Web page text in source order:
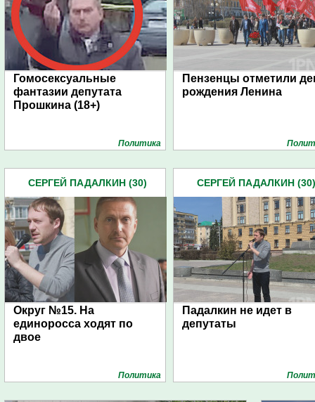
Гомосексуальные
фантазии депутата
Прошкина (18+)
Политика
Пензенцы отметили
рождения Ленина
СЕРГЕЙ ПАДАЛКИН (30)
Округ №15. На
единоросса ходят по
двое
Политика
СЕРГЕЙ ПАДАЛКИН (30)
Падалкин не идет в
депутаты